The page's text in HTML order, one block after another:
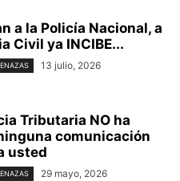
a la Policía Nacional, a
Civil ya INCIBE...
13 julio, 2026
Tributaria NO ha
comunicación
usted
29 mayo, 2026